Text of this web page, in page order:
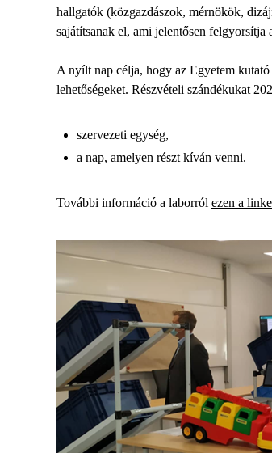
hallgatók (közgazdászok, mérnökök,
sajátítsanak el, ami jelentősen
A nyílt nap célja, hogy az Egyetem
lehetőségeket. Részvételi szándékukat
szervezeti egység,
a nap, amelyen részt kíván venni.
További információ a laborról ezen a